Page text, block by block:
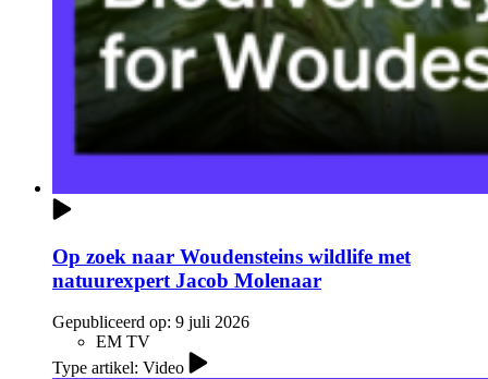
Op zoek naar Woudensteins wildlife met
natuurexpert Jacob Molenaar
Gepubliceerd op: 9 juli 2026
EM TV
Type artikel: Video